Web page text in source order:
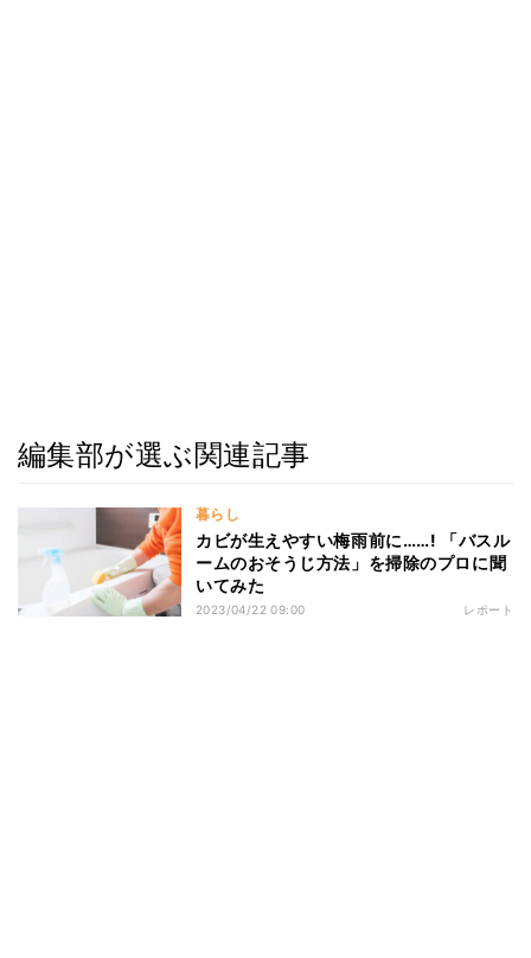
編集部が選ぶ関連記事
暮らし
カビが生えやすい梅雨前に……! 「バスル
ームのおそうじ方法」を掃除のプロに聞
いてみた
2023/04/22 09:00 レポート